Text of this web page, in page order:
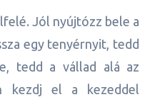
Jól nyújtózz bele a
egy tenyérnyit, tedd
tedd a vállad alá az
kezdj el a kezeddel